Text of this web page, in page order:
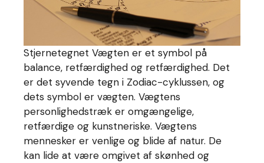
Stjernetegnet Vægten er et symbol på
balance, retfærdighed og retfærdighed. Det
er det syvende tegn i Zodiac-cyklussen, og
dets symbol er vægten. Vægtens
personlighedstræk er omgængelige,
retfærdige og kunstneriske. Vægtens
mennesker er venlige og blide af natur. De
kan lide at være omgivet af skønhed og